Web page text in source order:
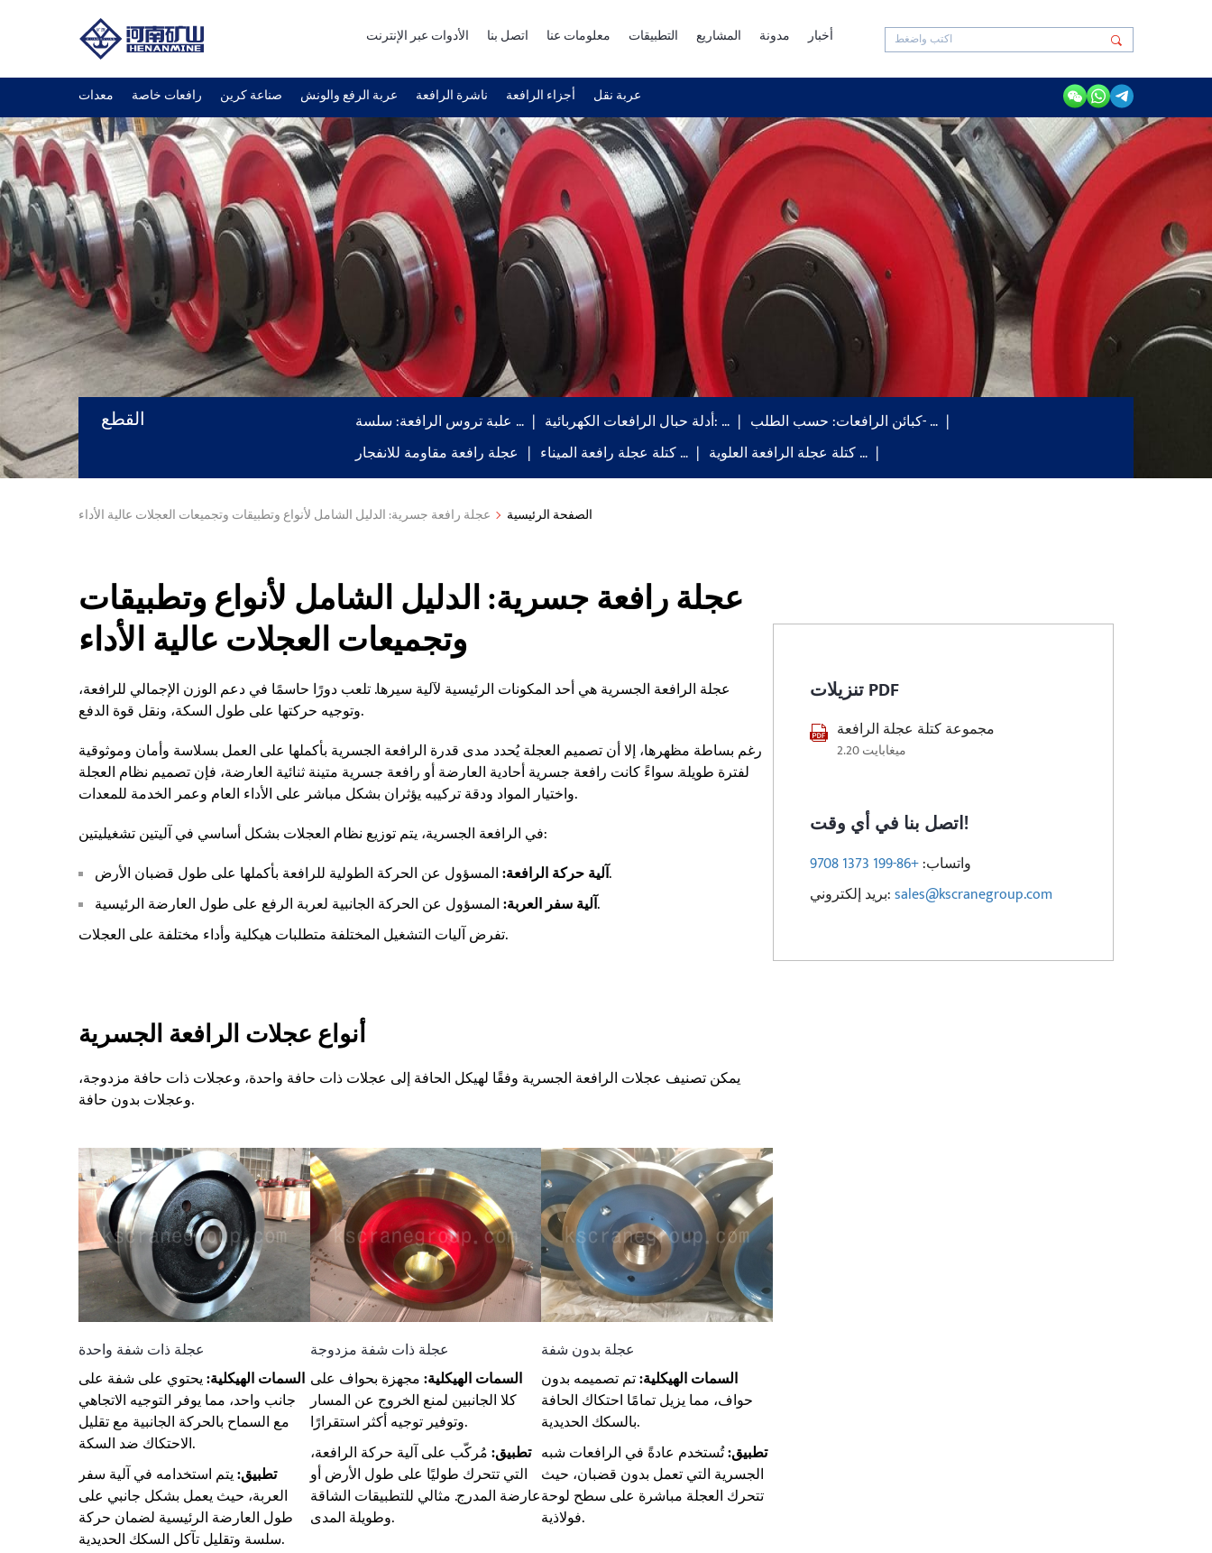
الأدوات عبر الإنترنت اتصل بنا معلومات عنا التطبيقات المشاريع مدونة أخبار
معدات رافعات خاصة صناعة كرين عربة الرفع والونش ناشرة الرافعة أجزاء الرافعة عربة نقل
القطع علبة تروس الرافعة: سلسة … أدلة حبال الرافعات الكهربائية: …
كبائن الرافعات: حسب الطلب- …
عجلة رافعة مقاومة للانفجار
كتلة عجلة رافعة الميناء … كتلة عجلة الرافعة العلوية …
الصفحة الرئيسية عجلة رافعة جسرية: الدليل الشامل لأنواع وتطبيقات وتجميعات العجلات عالية الأداء
عجلة رافعة جسرية: الدليل الشامل لأنواع وتطبيقات
وتجميعات العجلات عالية الأداء
عجلة الرافعة الجسرية هي أحد المكونات الرئيسية لآلية سيرها. تلعب دورًا حاسمًا في دعم الوزن الإجمالي للرافعة،
وتوجيه حركتها على طول السكة، ونقل قوة الدفع.
رغم بساطة مظهرها، إلا أن تصميم العجلة يُحدد مدى قدرة الرافعة الجسرية بأكملها على العمل بسلاسة وأمان وموثوقية
لفترة طويلة. سواءً كانت رافعة جسرية أحادية العارضة أو رافعة جسرية متينة ثنائية العارضة، فإن تصميم نظام العجلة
واختيار المواد ودقة تركيبه يؤثران بشكل مباشر على الأداء العام وعمر الخدمة للمعدات.
في الرافعة الجسرية، يتم توزيع نظام العجلات بشكل أساسي في آليتين تشغيليتين:
آلية حركة الرافعة:المسؤول عن الحركة الطولية للرافعة بأكملها على طول قضبان الأرض.
آلية سفر العربة:المسؤول عن الحركة الجانبية لعربة الرفع على طول العارضة الرئيسية.
تفرض آليات التشغيل المختلفة متطلبات هيكلية وأداء مختلفة على العجلات.
أنواع عجلات الرافعة الجسرية
يمكن تصنيف عجلات الرافعة الجسرية وفقًا لهيكل الحافة إلى عجلات ذات حافة واحدة، وعجلات ذات حافة مزدوجة،
وعجلات بدون حافة.
عجلة ذات شفة واحدة
السمات الهيكلية:يحتوي على شفة على
جانب واحد، مما يوفر التوجيه الاتجاهي
مع السماح بالحركة الجانبية مع تقليل
الاحتكاك ضد السكة.
تطبيق:يتم استخدامه في آلية سفر
العربة، حيث يعمل بشكل جانبي على
طول العارضة الرئيسية لضمان حركة
سلسة وتقليل تآكل السكك الحديدية.
عجلة ذات شفة مزدوجة
السمات الهيكلية:مجهزة بحواف على
كلا الجانبين لمنع الخروج عن المسار
وتوفير توجيه أكثر استقرارًا.
تطبيق:مُركّب على آلية حركة الرافعة،
التي تتحرك طوليًا على طول الأرض أو
عارضة المدرج. مثالي للتطبيقات الشاقة
وطويلة المدى.
عجلة بدون شفة
السمات الهيكلية:تم تصميمه بدون
حواف، مما يزيل تمامًا احتكاك الحافة
بالسكك الحديدية.
تطبيق:تُستخدم عادةً في الرافعات شبه
الجسرية التي تعمل بدون قضبان، حيث
تتحرك العجلة مباشرة على سطح لوحة
فولاذية.
تنزيلات PDF
مجموعة كتلة عجلة الرافعة
2.20 ميغابايت
اتصل بنا في أي وقت!
واتساب:+86-199 1373 9708
بريد إلكتروني:sales@kscranegroup.com